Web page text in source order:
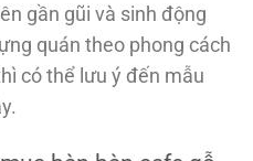
gần gũi và sinh động
quán theo phong cách
có thể lưu ý đến mẫu